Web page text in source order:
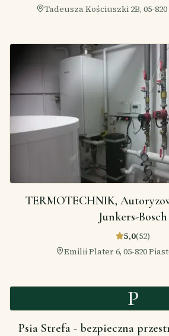
Tadeusza Kościuszki 2B, 05-
TERMOTECHNIK,
Junkers-Bosch
5,0(52)
Emilii Plater 6, 05-820
P
Psia Strefa - bezpieczna